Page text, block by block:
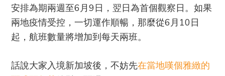
安排為期兩週至6月9日，翌日為首個觀察日。如果
兩地疫情受控，一切運作順暢，那麼從6月10日
起，航班數量將增加到每天兩班。
話說大家入境新加坡後，不妨先在當地嘆個雅緻的